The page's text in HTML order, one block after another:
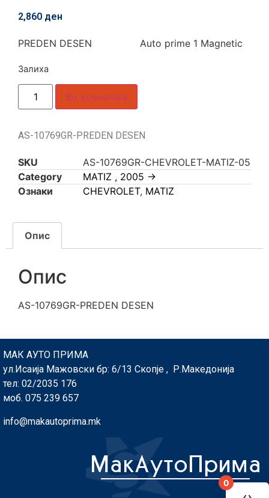
2,860 ден
PREDEN DESEN Auto prime 1 Magnetic
Залиха
Во кошничка
AS-10769GR-PREDEN DESEN
SKU
AS-10769GR-CHEVROLET-MATIZ-05
Category
MATIZ , 2005 ->
Ознаки
CHEVROLET, MATIZ
Опис
Опис
AS-10769GR-PREDEN DESEN
МАК АУТО ПРИМА
ул.Исаија Мажовски бр: 6/13 Скопје , Р.Македонија
тел: 02/2035 176
моб. 075 239 657
info@makautoprima.mk
0